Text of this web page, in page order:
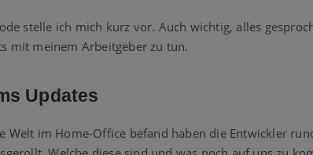
stelle ich mich kurz vor. Auch wichtig, alles
mit meinem Arbeitgeber zu tun.
Updates
Welt im Home-Office befand haben die Entwickler